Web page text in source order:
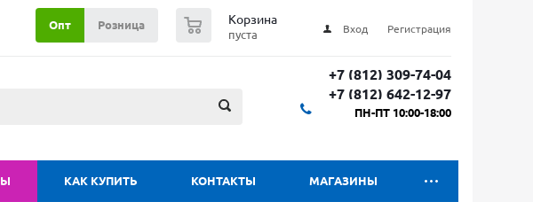
Вход Регистрация
Корзина
пуста
Опт Розница
+7 (812) 309-74-04
+7 (812) 642-12-97
ПН-ПТ 10:00-18:00
КАК КУПИТЬ КОНТАКТЫ МАГАЗИНЫ